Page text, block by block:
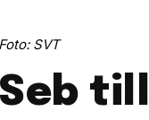
Foto: SVT
Seb